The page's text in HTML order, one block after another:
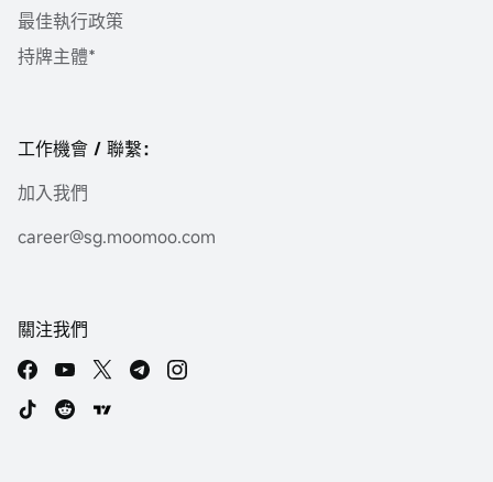
最佳執行政策
持牌主體*
工作機會 / 聯繫：
加入我們
career@sg.moomoo.com
關注我們